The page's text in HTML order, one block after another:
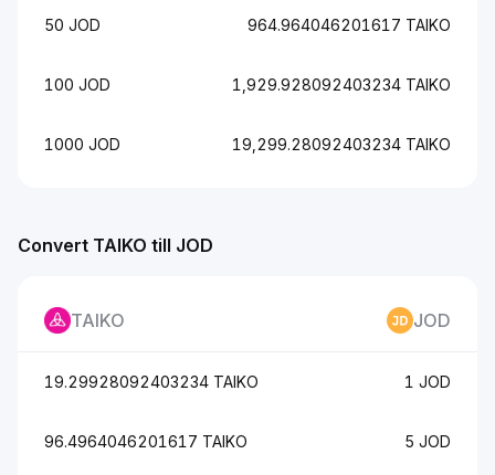
Convert TAIKO till JOD
TAIKO JOD
19.29928092403234 TAIKO 1 JOD
96.4964046201617 TAIKO 5 JOD
50 JOD 964.964046201617 TAIKO
100 JOD 1,929.928092403234 TAIKO
1000 JOD 19,299.28092403234 TAIKO